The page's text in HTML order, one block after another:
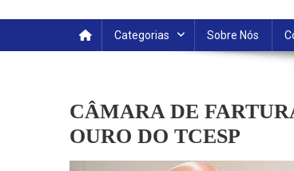
Categorias Sobre Nós
CÂMARA DE
OURO DO TCESP